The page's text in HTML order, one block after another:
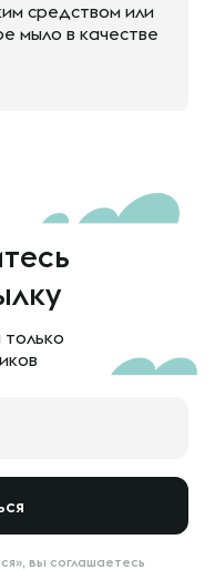
средством или
мыло в качестве
вы соглашаетесь